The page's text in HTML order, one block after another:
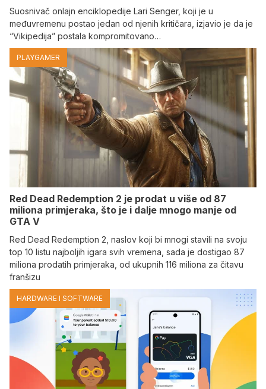
Suosnivač onlajn enciklopedije Lari Senger, koji je u
međuvremenu postao jedan od njenih kritičara, izjavio je da je
“Vikipedija” postala kompromitovano…
PLAYGAMER
Red Dead Redemption 2 je prodat u više od 87
miliona primjeraka, što je i dalje mnogo manje od
GTA V
Red Dead Redemption 2, naslov koji bi mnogi stavili na svoju
top 10 listu najboljih igara svih vremena, sada je dostigao 87
miliona prodatih primjeraka, od ukupnih 116 miliona za čitavu
franšizu
HARDWARE I SOFTWARE